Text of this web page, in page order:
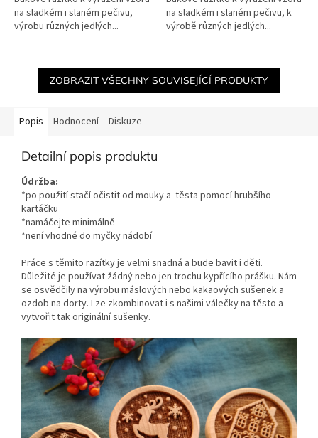
na sladkém i slaném pečivu,
výrobu různých jedlých...
na sladkém i slaném pečivu, k
výrobě různých jedlých...
ZOBRAZIT VŠECHNY SOUVISEJÍCÍ PRODUKTY
Popis Hodnocení Diskuze
Detailní popis produktu
Údržba:
*po použití stačí očistit od mouky a těsta pomocí hrubšího
kartáčku
*namáčejte minimálně
*není vhodné do myčky nádobí
Práce s těmito razítky je velmi snadná a bude bavit i děti.
Důležité je používat žádný nebo jen trochu kypřícího prášku. Nám
se osvědčily na výrobu máslových nebo kakaových sušenek a
ozdob na dorty. Lze zkombinovat i s našimi válečky na těsto a
vytvořit tak originální sušenky.